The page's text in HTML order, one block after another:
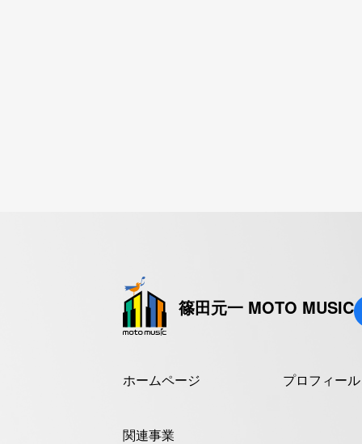
篠田元一 MOTO MUSIC
ホームページ プロフィール
関連事業